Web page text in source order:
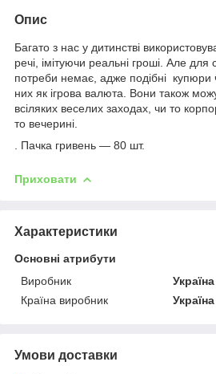
Опис
Багато з нас у дитинстві
речі, імітуючи реальні гроші. Але для
потреби немає, адже подібні купюри
них як ігрова валюта. Вони також
всіляких веселих заходах, чи то
то вечерині.
. Пачка гривень — 80 шт.
Приховати
Характеристики
Основні атрибути
Виробник
Країна виробник
Україна
Умови доставки